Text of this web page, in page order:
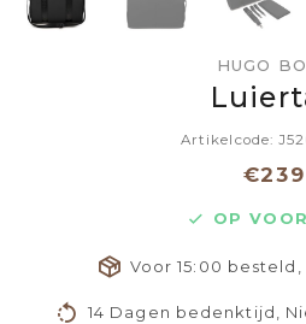
HUGO
Artikelcode:
€239
OP
Voor 15:00
14 Dagen bedenktijd,